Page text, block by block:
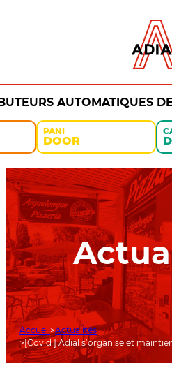
AUTOMATIQUES
PANI
DOOR
Accueil
Actualités
[Covid ] Adial s’organise et